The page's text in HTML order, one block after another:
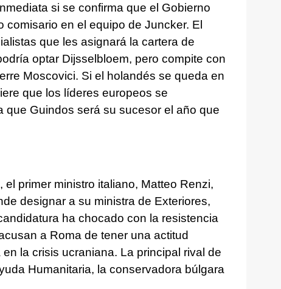
si se confirma que el Gobierno
comisario en el equipo de Juncker. El
que les asignará la cartera de
optar Dijsselbloem, pero compite con
Moscovici. Si el holandés se queda en
que los líderes europeos se
que Guindos será su sucesor el año que
primer ministro italiano, Matteo Renzi,
designar a su ministra de Exteriores,
ha chocado con la resistencia
a Roma de tener una actitud
la crisis ucraniana. La principal rival de
Humanitaria, la conservadora búlgara